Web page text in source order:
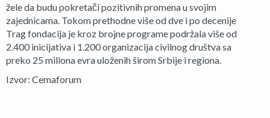
žele da budu pokretači pozitivnih promena u svojim
zajednicama. Tokom prethodne više od dve i po decenije
Trag fondacija je kroz brojne programe podržala više od
2.400 inicijativa i 1.200 organizacija civilnog društva sa
preko 25 miliona evra uloženih širom Srbije i regiona.
Izvor: Cemaforum